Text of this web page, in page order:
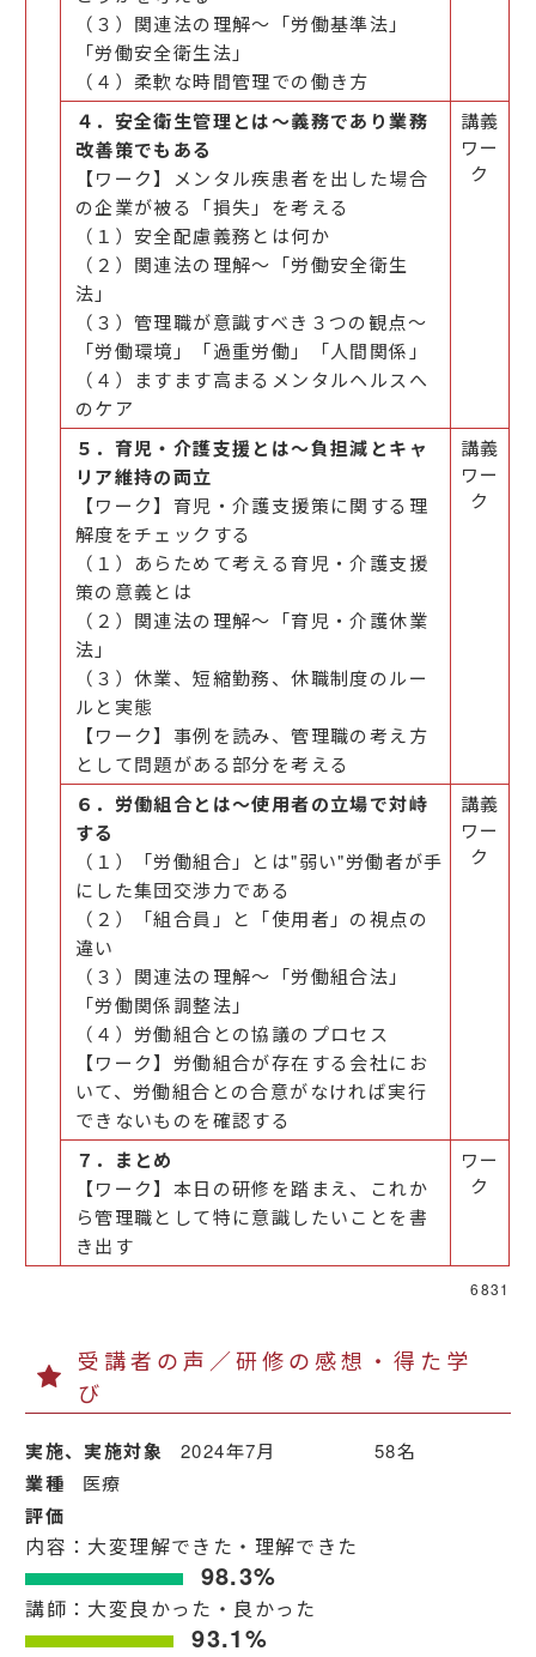
（３）関連法の理解～「労働基準法」
「労働安全衛生法」
（４）柔軟な時間管理での働き方
４．安全衛生管理とは～義務であり業務
改善策でもある
【ワーク】メンタル疾患者を出した場合
の企業が被る「損失」を考える
（１）安全配慮義務とは何か
（２）関連法の理解～「労働安全衛生
法」
（３）管理職が意識すべき３つの観点～
「労働環境」「過重労働」「人間関係」
（４）ますます高まるメンタルヘルスへ
のケア
講義
ワー
ク
５．育児・介護支援とは～負担減とキャ
リア維持の両立
【ワーク】育児・介護支援策に関する理
解度をチェックする
（１）あらためて考える育児・介護支援
策の意義とは
（２）関連法の理解～「育児・介護休業
法」
（３）休業、短縮勤務、休職制度のルー
ルと実態
【ワーク】事例を読み、管理職の考え方
として問題がある部分を考える
講義
ワー
ク
６．労働組合とは～使用者の立場で対峙
する
（１）「労働組合」とは"弱い"労働者が手
にした集団交渉力である
（２）「組合員」と「使用者」の視点の
違い
（３）関連法の理解～「労働組合法」
「労働関係調整法」
（４）労働組合との協議のプロセス
【ワーク】労働組合が存在する会社にお
いて、労働組合との合意がなければ実行
できないものを確認する
講義
ワー
ク
７．まとめ
【ワーク】本日の研修を踏まえ、これか
ら管理職として特に意識したいことを書
き出す
ワー
ク
6831
受講者の声／研修の感想・得た学
び
実施、実施対象 2024年7月 58名
業種 医療
評価
内容：大変理解できた・理解できた
98.3%
講師：大変良かった・良かった
93.1%